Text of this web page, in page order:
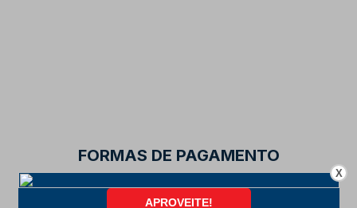
FORMAS DE PAGAMENTO
X